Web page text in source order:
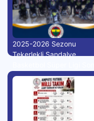
2025-2026 Sezonu
Tekerlekli Sandalye
Erdi